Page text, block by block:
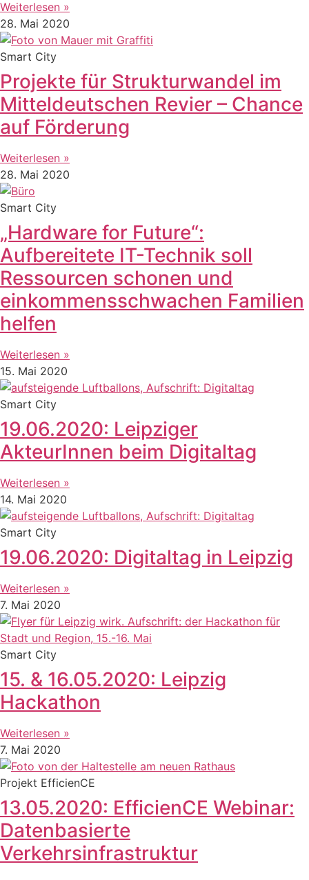
Weiterlesen »
28. Mai 2020
Smart City
Projekte für Strukturwandel im
Mitteldeutschen Revier – Chance
auf Förderung
Weiterlesen »
28. Mai 2020
Smart City
„Hardware for Future“:
Aufbereitete IT-Technik soll
Ressourcen schonen und
einkommensschwachen Familien
helfen
Weiterlesen »
15. Mai 2020
Smart City
19.06.2020: Leipziger
AkteurInnen beim Digitaltag
Weiterlesen »
14. Mai 2020
Smart City
19.06.2020: Digitaltag in Leipzig
Weiterlesen »
7. Mai 2020
Smart City
15. & 16.05.2020: Leipzig
Hackathon
Weiterlesen »
7. Mai 2020
Projekt EfficienCE
13.05.2020: EfficienCE Webinar:
Datenbasierte
Verkehrsinfrastruktur